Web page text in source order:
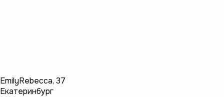
EmilyRebecca, 37
Екатеринбург